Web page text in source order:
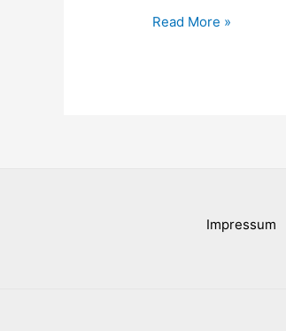
Erfolgreicher
Read More »
Impressum